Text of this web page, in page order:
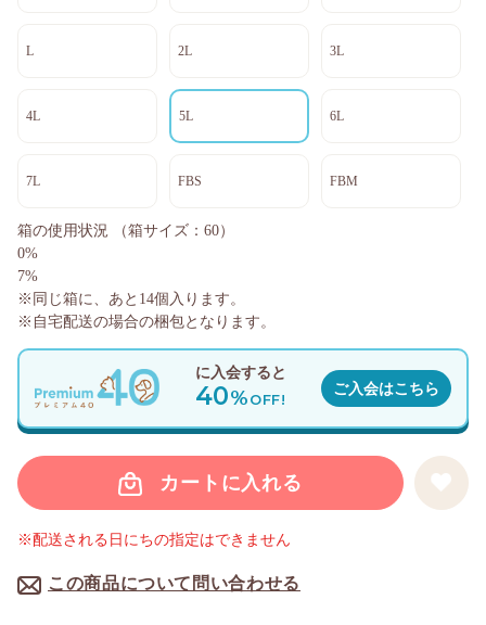
L 2L 3L
4L 5L 6L
7L FBS FBM
カートに入れる
この商品について問い合わせる
※配送される日にちの指定はできません
に入会すると
40%OFF!
ご入会はこちら
箱の使用状況
（箱サイズ：60）
0%
7%
※同じ箱に、あと 14個入ります。
※自宅配送の場合の梱包となります。